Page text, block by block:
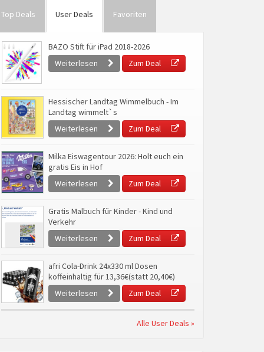
Top Deals User Deals Favoriten
BAZO Stift für iPad 2018-2026
Weiterlesen
Zum Deal
Hessischer Landtag Wimmelbuch - Im
Landtag wimmelt`s
Weiterlesen
Zum Deal
Milka Eiswagentour 2026: Holt euch ein
gratis Eis in Hof
Weiterlesen
Zum Deal
Gratis Malbuch für Kinder - Kind und
Verkehr
Weiterlesen
Zum Deal
afri Cola-Drink 24x330 ml Dosen
koffeinhaltig für 13,36€(statt 20,40€)
Weiterlesen
Zum Deal
Alle User Deals »